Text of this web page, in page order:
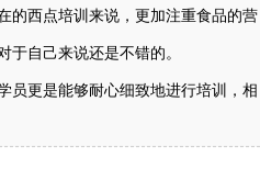
的西点培训来说，更加注重食品的营
自己来说还是不错的。
员更是能够耐心细致地进行培训，相